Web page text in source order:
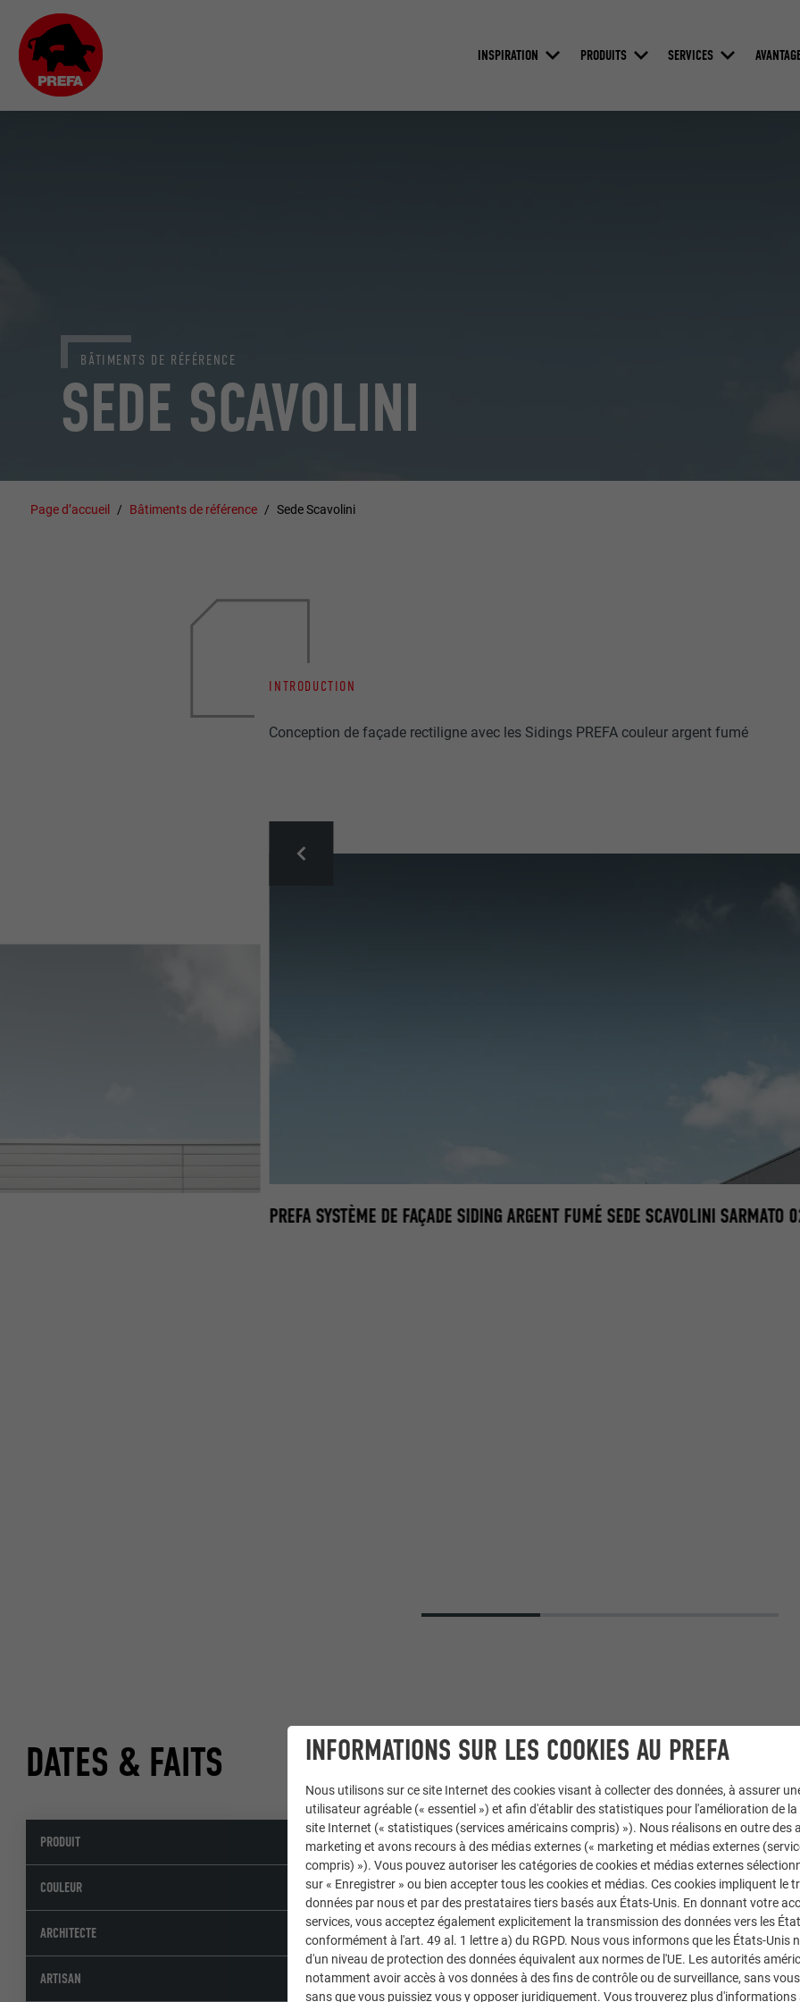
INSPIRATION PRODUITS SERVICES
SEDE SCAVOLINI
BÂTIMENTS DE RÉFÉRENCE
Page d’accueil Bâtiments de référence Sede Scavolini
INTRODUCTION
Conception de façade rectiligne avec les Sidings PREFA couleur argent fumé
PREFA SYSTÈME DE FAÇADE SIDING ARGENT FUMÉ SEDE SCAVOLINI SARMATO
DATES & FAITS
PRODUIT Siding
COULEUR 20 argent fumé
ARCHITECTE
ARTISAN Lattoneria Piacentina SNC
INFORMATIONS SUR LES COOKIES AU PREFA
Nous utilisons sur ce site Internet des cookies visant à collecter des données, à assurer
utilisateur agréable (« essentiel ») et afin d'établir des statistiques pour l'amélioration de
site Internet (« statistiques (services américains compris) »). Nous réalisons en outre des
marketing et avons recours à des médias externes (« marketing et médias externes
compris) »). Vous pouvez autoriser les catégories de cookies et médias externes
sur « Enregistrer » ou bien accepter tous les cookies et médias. Ces cookies impliquent le
données par nous et par des prestataires tiers basés aux États-Unis. En donnant votre
services, vous acceptez également explicitement la transmission des données vers les
conformément à l'art. 49 al. 1 lettre a) du RGPD. Nous vous informons que les États-Unis
d'un niveau de protection des données équivalent aux normes de l'UE. Les autorités
notamment avoir accès à vos données à des fins de contrôle ou de surveillance, sans
sans que vous puissiez vous y opposer juridiquement. Vous trouverez plus d'informations